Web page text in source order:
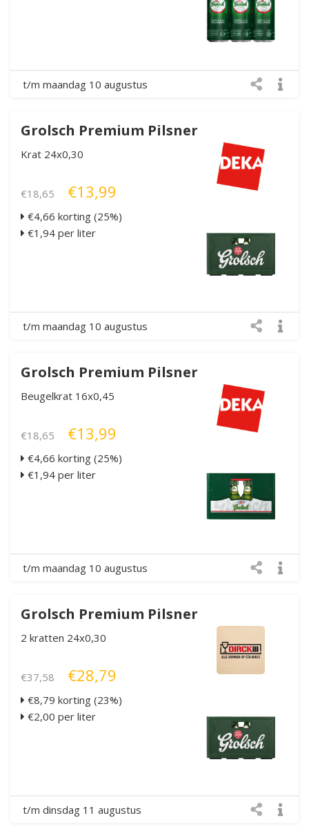
t/m maandag 10 augustus
Grolsch Premium Pilsner
Krat 24x0,30
€18,65 €13,99
€4,66 korting (25%)
€1,94 per liter
t/m maandag 10 augustus
Grolsch Premium Pilsner
Beugelkrat 16x0,45
€18,65 €13,99
€4,66 korting (25%)
€1,94 per liter
t/m maandag 10 augustus
Grolsch Premium Pilsner
2 kratten 24x0,30
€37,58 €28,79
€8,79 korting (23%)
€2,00 per liter
t/m dinsdag 11 augustus